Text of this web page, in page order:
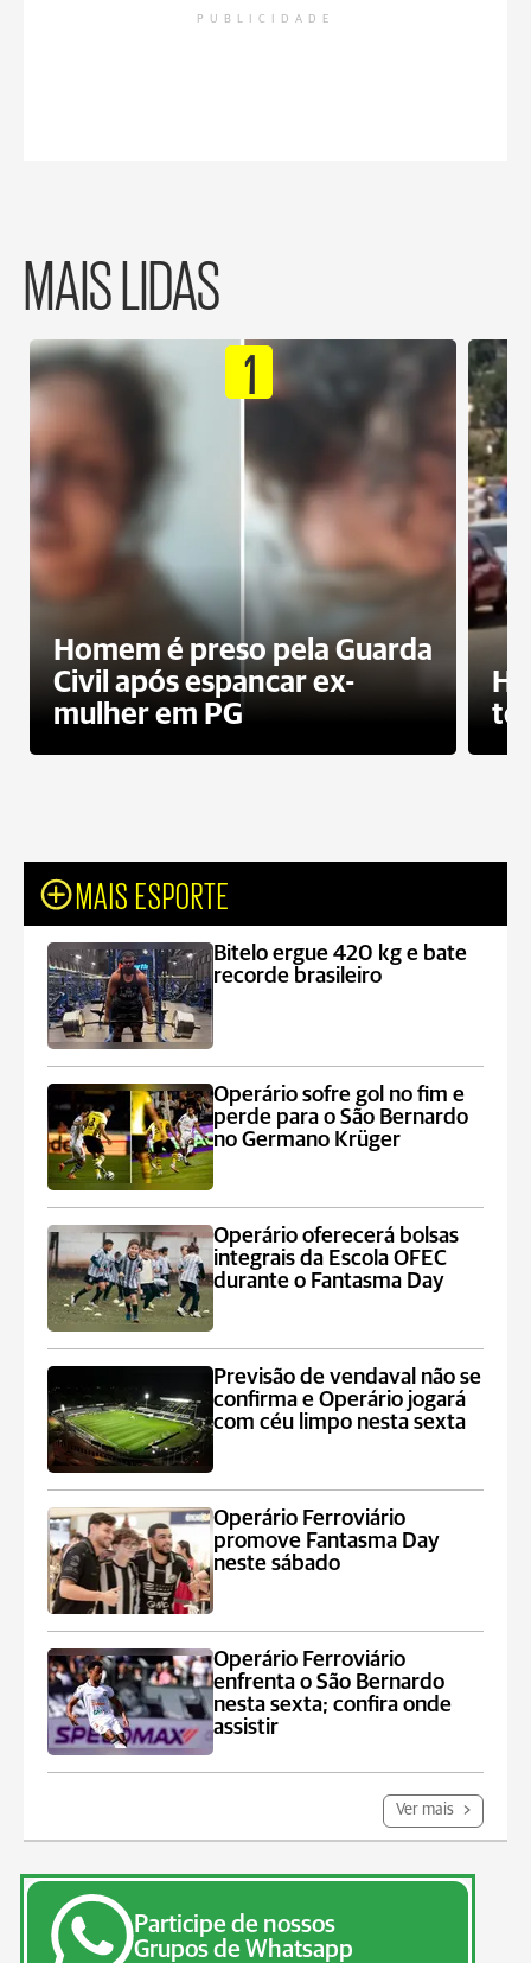
PUBLICIDADE
MAIS LIDAS
1
Homem é preso pela Guarda
Civil após espancar ex-
mulher em PG
MAIS ESPORTE
Bitelo ergue 420 kg e bate
recorde brasileiro
Operário sofre gol no fim e
perde para o São Bernardo
no Germano Krüger
Operário oferecerá bolsas
integrais da Escola OFEC
durante o Fantasma Day
Previsão de vendaval não se
confirma e Operário jogará
com céu limpo nesta sexta
Operário Ferroviário
promove Fantasma Day
neste sábado
Operário Ferroviário
enfrenta o São Bernardo
nesta sexta; confira onde
assistir
Ver mais
Participe de nossos
Grupos de Whatsapp